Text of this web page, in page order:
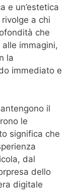
e un’estetica
a chi
che
immagini,
la
immediato e
il
le
significa che
dal
dello
digitale